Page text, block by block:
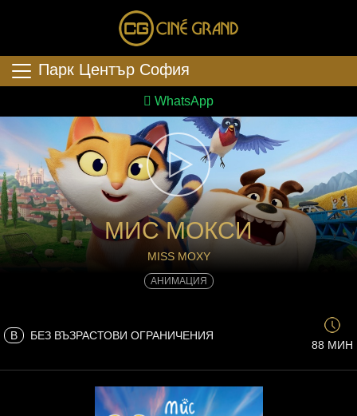
Парк Център София
WhatsApp
МИС МОКСИ
MISS MOXY
АНИМАЦИЯ
B БЕЗ ВЪЗРАСТОВИ ОГРАНИЧЕНИЯ
88 МИН